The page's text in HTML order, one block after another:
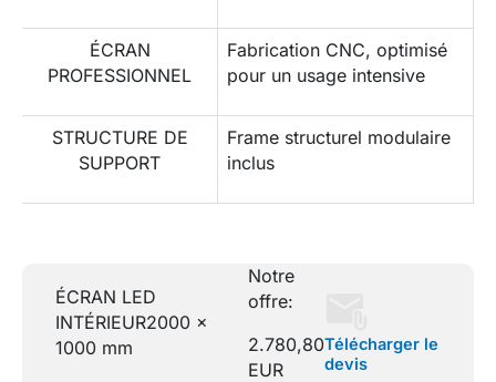
ÉCRAN
PROFESSIONNEL
Fabrication CNC, optimisé
pour un usage intensive
STRUCTURE DE
SUPPORT
Frame structurel modulaire
inclus
ÉCRAN LED
INTÉRIEUR2000 x
1000 mm
Notre
offre:
2.780,80
EUR
Télécharger le
devis